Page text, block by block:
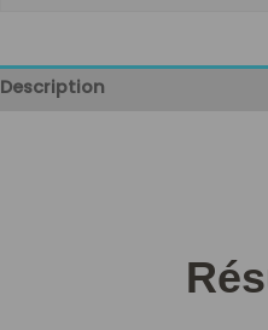
Description